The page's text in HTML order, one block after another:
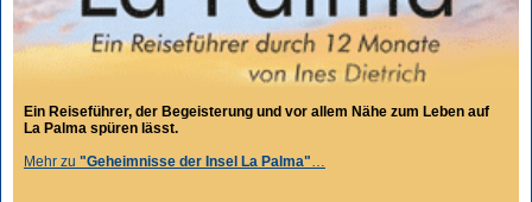
Ein Reiseführer, der Begeisterung und vor allem Nähe zum Leben auf
La Palma spüren lässt.
Mehr zu "Geheimnisse der Insel La Palma"…